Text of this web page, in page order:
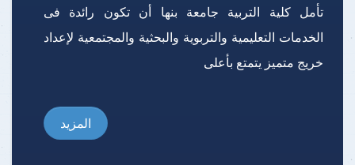
تأمل كلية التربية جامعة بنها أن تكون رائدة فى
الخدمات التعليمية والتربوية والبحثية والمجتمعية لإعداد
خريج متميز يتمتع بأعلى
المزيد